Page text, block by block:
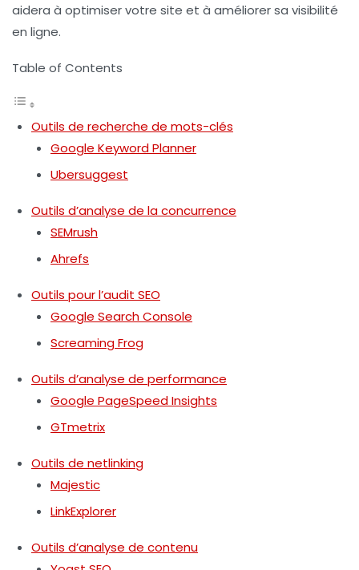
aidera à optimiser votre site et à améliorer sa visibilité
en ligne.
Table of Contents
Outils de recherche de mots-clés
Google Keyword Planner
Ubersuggest
Outils d’analyse de la concurrence
SEMrush
Ahrefs
Outils pour l’audit SEO
Google Search Console
Screaming Frog
Outils d’analyse de performance
Google PageSpeed Insights
GTmetrix
Outils de netlinking
Majestic
LinkExplorer
Outils d’analyse de contenu